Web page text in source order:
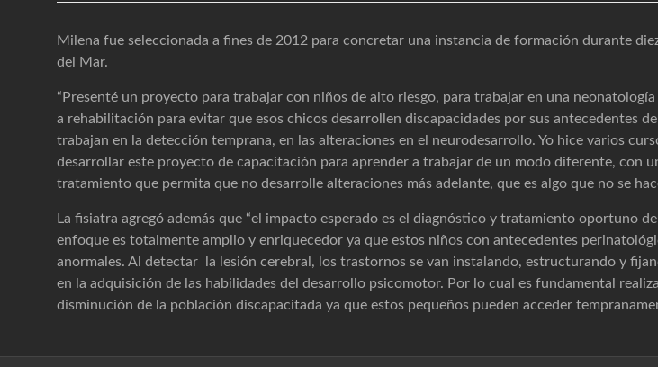
Milena fue seleccionada a fines de 2012 para concretar una instancia de formación durante
del Mar.
“Presenté un proyecto para trabajar con niños de alto riesgo, para trabajar en una
a rehabilitación para evitar que esos chicos desarrollen discapacidades por sus antecedentes
trabajan en la detección temprana, en las alteraciones en el neurodesarrollo. Yo hice varios
desarrollar este proyecto de capacitación para aprender a trabajar de un modo diferente, con
tratamiento que permita que no desarrolle alteraciones más adelante, que es algo que no se
La fisiatra agregó además que “el impacto esperado es el diagnóstico y tratamiento oportuno
enfoque es totalmente amplio y enriquecedor ya que estos niños con antecedentes
anormales. Al detectar la lesión cerebral, los trastornos se van instalando, estructurando y
en la adquisición de las habilidades del desarrollo psicomotor. Por lo cual es fundamental
disminución de la población discapacitada ya que estos pequeños pueden acceder